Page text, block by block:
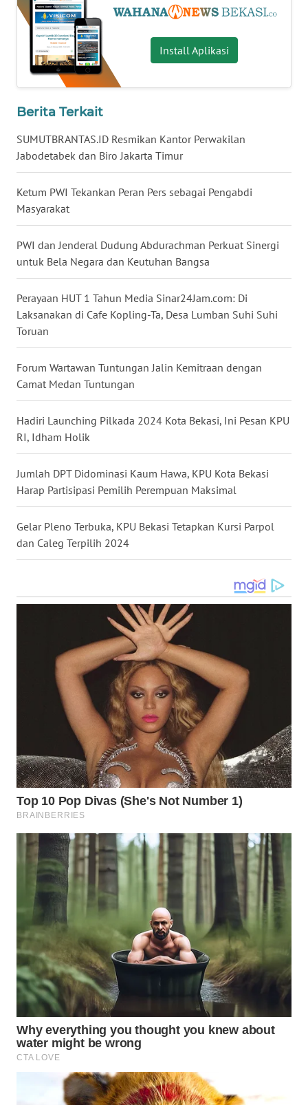
Install Aplikasi
Berita Terkait
SUMUTBRANTAS.ID Resmikan Kantor Perwakilan
Jabodetabek dan Biro Jakarta Timur
Ketum PWI Tekankan Peran Pers sebagai Pengabdi
Masyarakat
PWI dan Jenderal Dudung Abdurachman Perkuat Sinergi
untuk Bela Negara dan Keutuhan Bangsa
Perayaan HUT 1 Tahun Media Sinar24Jam.com: Di
Laksanakan di Cafe Kopling-Ta, Desa Lumban Suhi Suhi
Toruan
Forum Wartawan Tuntungan Jalin Kemitraan dengan
Camat Medan Tuntungan
Hadiri Launching Pilkada 2024 Kota Bekasi, Ini Pesan KPU
RI, Idham Holik
Jumlah DPT Didominasi Kaum Hawa, KPU Kota Bekasi
Harap Partisipasi Pemilih Perempuan Maksimal
Gelar Pleno Terbuka, KPU Bekasi Tetapkan Kursi Parpol
dan Caleg Terpilih 2024
WN
KALTARA
WN
SULSEL
GORONTALO
SULUT
WN
MALUKU
WN
MALUT
WN
DAIRI
WN
DANAU
WN
SELATAN
LESUNG
WN
KARO
WN
SIMALUNGUN
WN
LABUHANBATU
WN
TAPANULI
TENGAH
WN DELI
SERDANG
WN